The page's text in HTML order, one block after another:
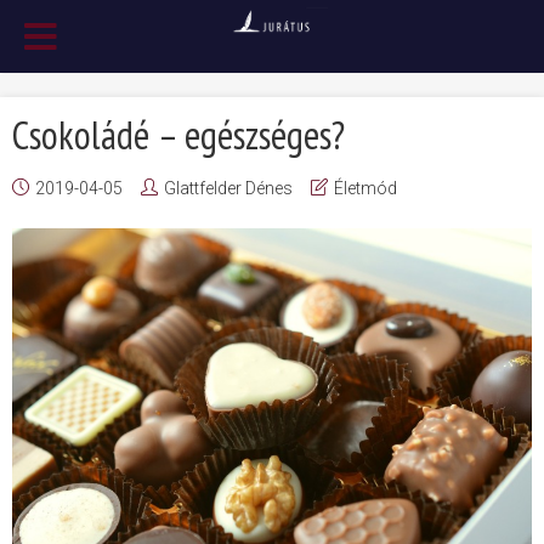
Csokoládé – egészséges?
2019-04-05 Glattfelder Dénes Életmód